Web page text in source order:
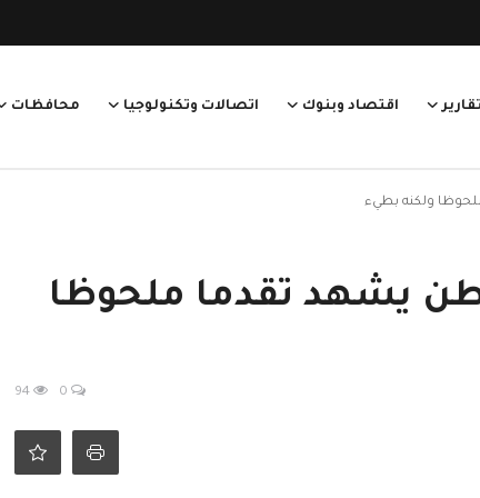
اقتصاد وبنوك اتصالات وتكنولوجيا محافظات
ولكنه بطيء
يشهد تقدما ملحوظا
0
94